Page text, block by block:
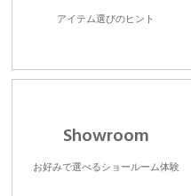
アイテム選びのヒント
Showroom
お好みで選べるショールーム体験